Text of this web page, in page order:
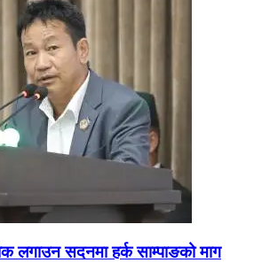
लगाउन सदनमा हर्क साम्पाङको माग